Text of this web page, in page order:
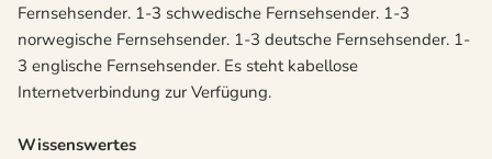
Fernsehsender. 1-3 schwedische Fernsehsender. 1-3
norwegische Fernsehsender. 1-3 deutsche Fernsehsender. 1-
3 englische Fernsehsender. Es steht kabellose
Internetverbindung zur Verfügung.
Wissenswertes